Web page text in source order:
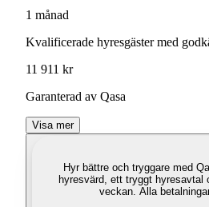
1 månad
Kvalificerade hyresgäster med
11 911 kr
Garanterad av Qasa
Visa mer
Hyr bättre och tryggare med
hyresvärd, ett tryggt hyresavtal
veckan. Alla